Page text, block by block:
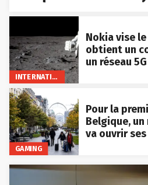
INTERNATIONAL
Nokia vise
obtient un
un réseau
GAMING
Pour la
Belgique, un
va ouvrir